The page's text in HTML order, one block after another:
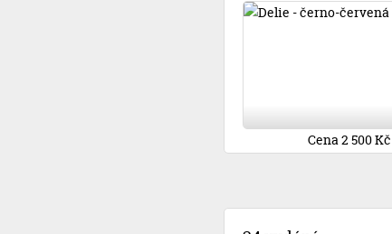
Cena 2 500 Kč